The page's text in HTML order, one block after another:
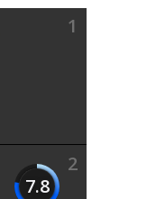
1
2
7.8